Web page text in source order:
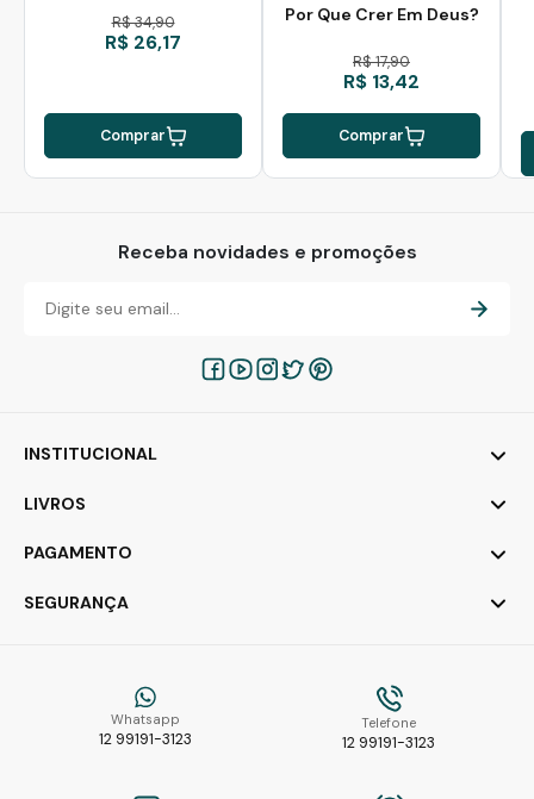
R$ 34,90
R$ 26,17
Comprar
Por Que Crer Em Deus?
R$ 17,90
R$ 13,42
Comprar
Receba novidades e promoções
Whatsapp
12 99191-3123
Telefone
12 99191-3123
INSTITUCIONAL
LIVROS
PAGAMENTO
SEGURANÇA